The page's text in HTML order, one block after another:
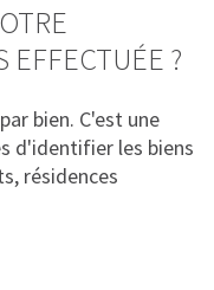
EFFECTUÉE ?
bien. C'est une
d'identifier les biens
résidences